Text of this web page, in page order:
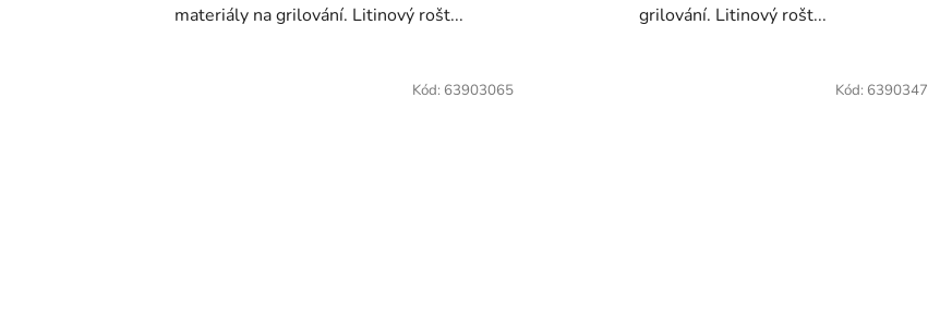
materiály na grilování. Litinový rošt...
grilování. Litinový rošt...
Kód: 63903065 Kód: 6390347